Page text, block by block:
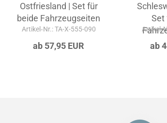
Ostfriesland | Set für
beide Fahrzeugseiten
Artikel‑Nr.: TA-X-555-090
ab 57,95 EUR
Set
ab